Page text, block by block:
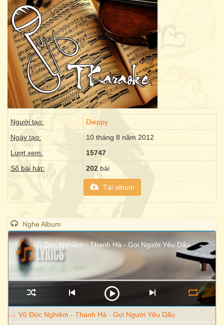
Người tạo:
Dieppy
Ngày tạo:
10 tháng 8 năm 2012
Lượt xem:
15747
Số bài hát:
202 bài
Tải album
Nghe Album
Vũ Đức Nghiêm - Thanh Hà - Gọi Người Yêu Dấu
Vũ Đức Nghiêm - Thanh Hà - Gọi Người Yêu Dấu